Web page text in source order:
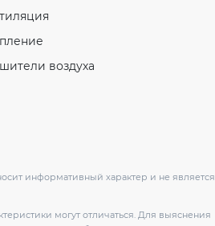
воздуха
информативный характер и не является
могут отличаться. Для выяснения